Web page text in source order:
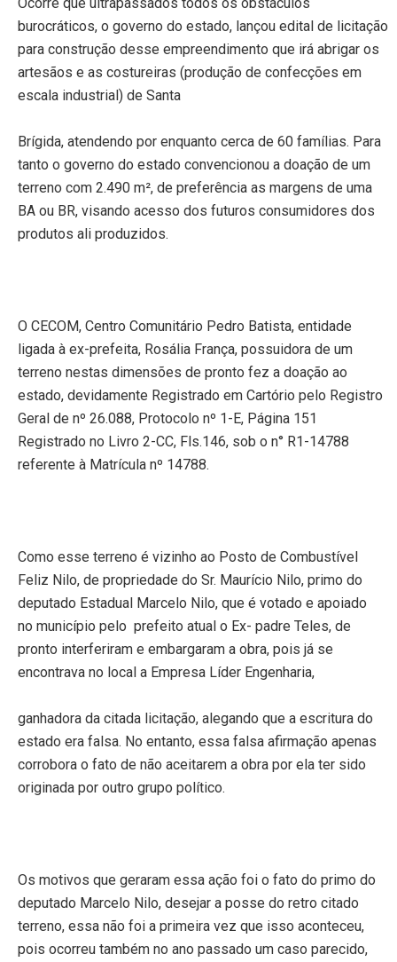
burocráticos, o governo do estado, lançou edital de licitação
para construção desse empreendimento que irá abrigar os
artesãos e as costureiras (produção de confecções em
escala industrial) de Santa
Brígida, atendendo por enquanto cerca de 60 famílias. Para
tanto o governo do estado convencionou a doação de um
terreno com 2.490 m², de preferência as margens de uma
BA ou BR, visando acesso dos futuros consumidores dos
produtos ali produzidos.
O CECOM, Centro Comunitário Pedro Batista, entidade
ligada à ex-prefeita, Rosália França, possuidora de um
terreno nestas dimensões de pronto fez a doação ao
estado, devidamente Registrado em Cartório pelo Registro
Geral de nº 26.088, Protocolo nº 1-E, Página 151
Registrado no Livro 2-CC, Fls.146, sob o n° R1-14788
referente à Matrícula nº 14788.
Como esse terreno é vizinho ao Posto de Combustível
Feliz Nilo, de propriedade do Sr. Maurício Nilo, primo do
deputado Estadual Marcelo Nilo, que é votado e apoiado
no município pelo prefeito atual o Ex- padre Teles, de
pronto interferiram e embargaram a obra, pois já se
encontrava no local a Empresa Líder Engenharia,
ganhadora da citada licitação, alegando que a escritura do
estado era falsa. No entanto, essa falsa afirmação apenas
corrobora o fato de não aceitarem a obra por ela ter sido
originada por outro grupo político.
Os motivos que geraram essa ação foi o fato do primo do
deputado Marcelo Nilo, desejar a posse do retro citado
terreno, essa não foi a primeira vez que isso aconteceu,
pois ocorreu também no ano passado um caso parecido,